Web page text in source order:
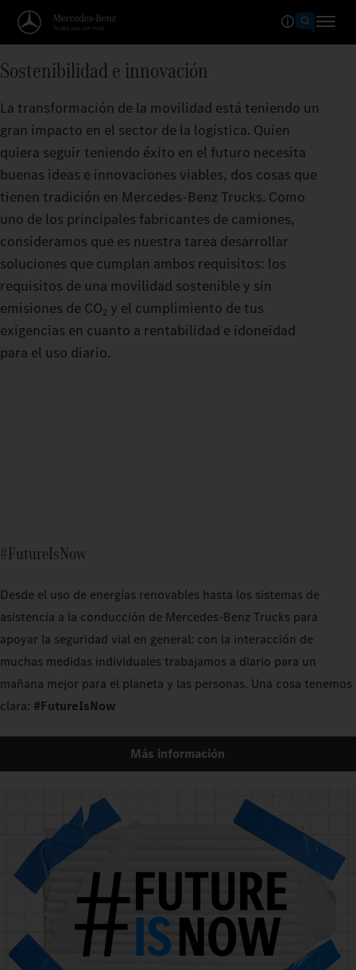
Sostenibilidad e innovación
La transformación de la movilidad está teniendo un
gran impacto en el sector de la logística. Quien
quiera seguir teniendo éxito en el futuro necesita
buenas ideas e innovaciones viables, dos cosas que
tienen tradición en Mercedes‑Benz Trucks. Como
uno de los principales fabricantes de camiones,
consideramos que es nuestra tarea desarrollar
soluciones que cumplan ambos requisitos: los
requisitos de una movilidad sostenible y sin
emisiones de CO2 y el cumplimiento de tus
exigencias en cuanto a rentabilidad e idoneidad
para el uso diario.
#FutureIsNow
Desde el uso de energías renovables hasta los sistemas de
asistencia a la conducción de Mercedes‑Benz Trucks para
apoyar la seguridad vial en general: con la interacción de
muchas medidas individuales trabajamos a diario para un
mañana mejor para el planeta y las personas. Una cosa tenemos
clara: #FutureIsNow
Más información